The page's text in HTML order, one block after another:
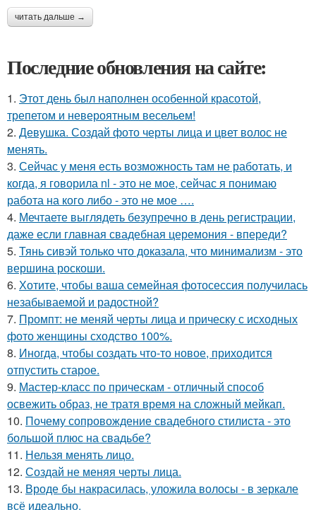
читать дальше →
Последние обновления на сайте:
1. Этот день был наполнен особенной красотой,
трепетом и невероятным весельем!
2. Девушка. Создай фото черты лица и цвет волос не
менять.
3. Сейчас у меня есть возможность там не работать, и
когда, я говорила nl - это не мое, сейчас я понимаю
работа на кого либо - это не мое ….
4. Мечтаете выглядеть безупречно в день регистрации,
даже если главная свадебная церемония - впереди?
5. Тянь сивэй только что доказала, что минимализм - это
вершина роскоши.
6. Хотите, чтобы ваша семейная фотосессия получилась
незабываемой и радостной?
7. Промпт: не меняй черты лица и прическу с исходных
фото женщины сходство 100%.
8. Иногда, чтобы создать что-то новое, приходится
отпустить старое.
9. Мастер-класс по прическам - отличный способ
освежить образ, не тратя время на сложный мейкап.
10. Почему сопровождение свадебного стилиста - это
большой плюс на свадьбе?
11. Нельзя менять лицо.
12. Создай не меняя черты лица.
13. Вроде бы накрасилась, уложила волосы - в зеркале
всё идеально.